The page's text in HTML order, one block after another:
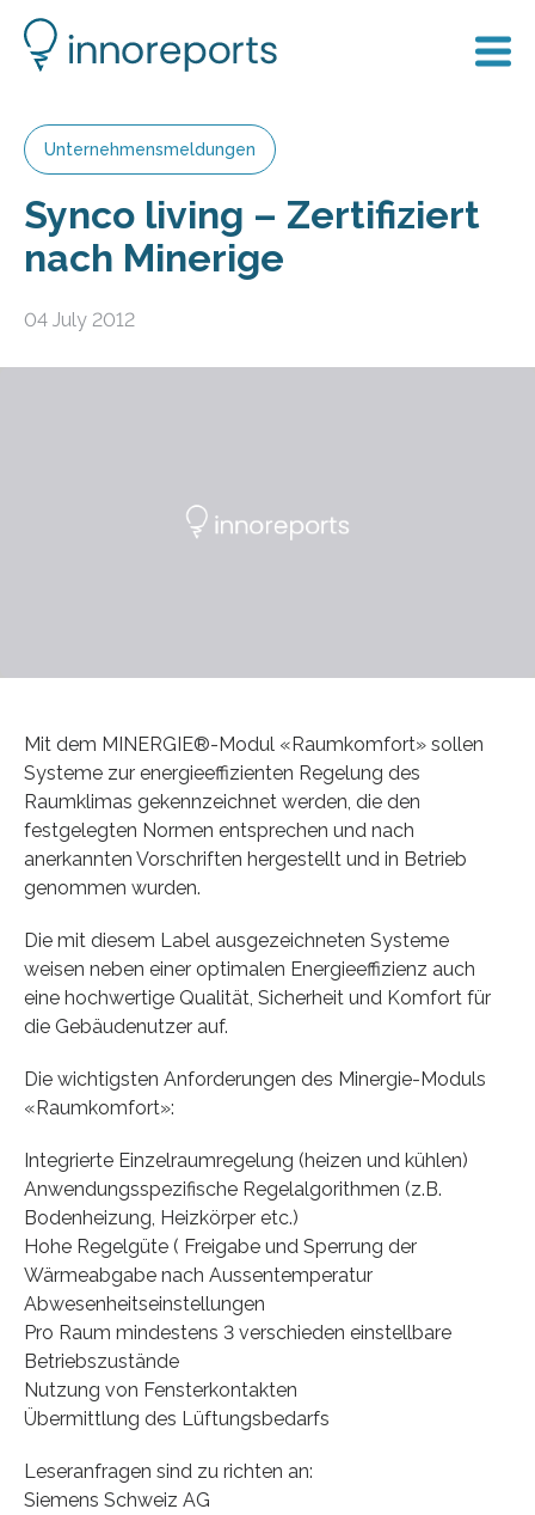
Unternehmensmeldungen
Synco living – Zertifiziert
nach Minerige
04 July 2012
Mit dem MINERGIE®-Modul «Raumkomfort» sollen
Systeme zur energieeffizienten Regelung des
Raumklimas gekennzeichnet werden, die den
festgelegten Normen entsprechen und nach
anerkannten Vorschriften hergestellt und in Betrieb
genommen wurden.
Die mit diesem Label ausgezeichneten Systeme
weisen neben einer optimalen Energieeffizienz auch
eine hochwertige Qualität, Sicherheit und Komfort für
die Gebäudenutzer auf.
Die wichtigsten Anforderungen des Minergie-Moduls
«Raumkomfort»:
Integrierte Einzelraumregelung (heizen und kühlen)
Anwendungsspezifische Regelalgorithmen (z.B.
Bodenheizung, Heizkörper etc.)
Hohe Regelgüte ( Freigabe und Sperrung der
Wärmeabgabe nach Aussentemperatur
Abwesenheitseinstellungen
Pro Raum mindestens 3 verschieden einstellbare
Betriebszustände
Nutzung von Fensterkontakten
Übermittlung des Lüftungsbedarfs
Leseranfragen sind zu richten an:
Siemens Schweiz AG